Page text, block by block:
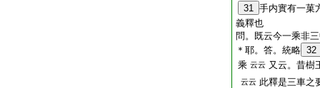
31 手内實有一菓
義釋也
問。既云今一乘非
＊耶。答。統略 32
乘 云云 又云。昔樹
云云 此釋是三車之